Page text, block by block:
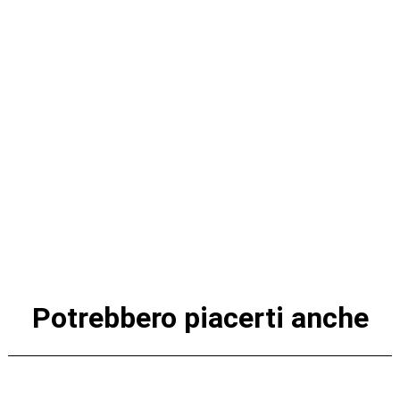
Potrebbero piacerti anche